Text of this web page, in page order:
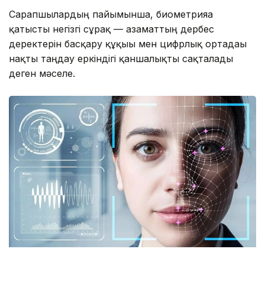
Сарапшылардың пайымынша, биометрияға
қатысты негізгі сұрақ — азаматтың дербес
деректерін басқару құқығы мен цифрлық ортадағы
нақты таңдау еркіндігі қаншалықты сақталады
деген мәселе.